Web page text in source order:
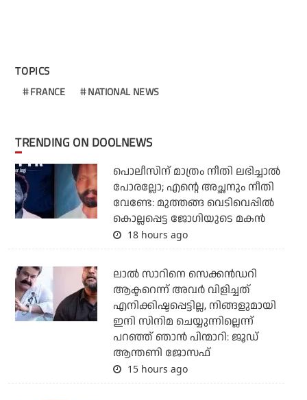
TOPICS
FRANCE NATIONAL NEWS
TRENDING ON DOOLNEWS
പൊലീസിന് മാത്രം നീതി ലഭിച്ചാല്‍
പോരല്ലോ; എന്റെ അച്ഛനും നീതി
വേണ്ടേ: മുത്തങ്ങ വെടിവെപ്പില്‍
കൊല്ലപ്പെട്ട ജോഗിയുടെ മകന്‍
18 hours ago
ലാല്‍ സാറിനെ സെക്കന്‍ഡറി
ആക്ടറെന്ന് അവര്‍ വിളിച്ചത്
എനിക്കിഷ്ടപ്പെട്ടില്ല, നിങ്ങളുമായി
ഇനി സിനിമ ചെയ്യുന്നില്ലെന്ന്
പറഞ്ഞ് ഞാന്‍ പിന്മാറി: ജൂഡ്
ആന്തണി ജോസഫ്
15 hours ago